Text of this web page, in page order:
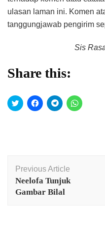
ulasan laman ini. Komen
tanggungjawab pengirim
Sis
Share this:
Click
to
Click
to
Click
to
Click
to
Navigation
Previous Article
Neelofa Tunjuk
Gambar Bilal